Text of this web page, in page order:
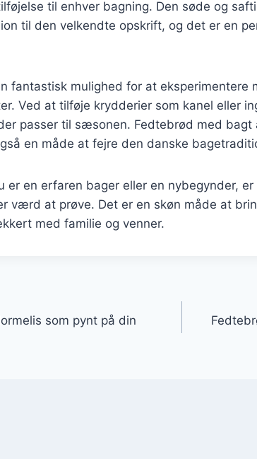
til enhver bagning. Den søde og
til den velkendte opskrift, og det er en
fantastisk mulighed for at eksperimentere
Ved at tilføje krydderier som kanel eller
passer til sæsonen. Fedtebrød med
en måde at fejre den danske
er en erfaren bager eller en nybegynder,
værd at prøve. Det er en skøn måde at
med familie og venner.
som pynt på din